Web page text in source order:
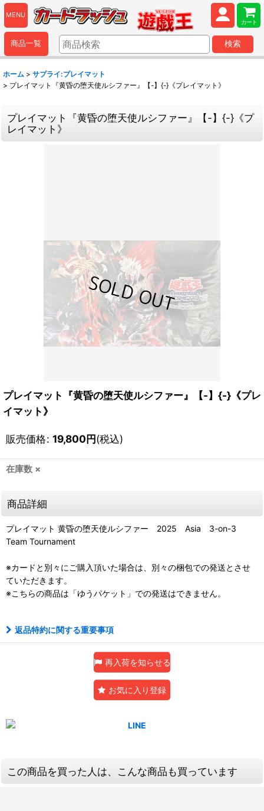
MENU
カート
商品一覧 検索
ホーム > サプライ:プレイマット
> プレイマット『黄昏の堕天使ルシファー』【-】{-}《プレイマット》
プレイマット『黄昏の堕天使ルシファー』【-】{-}《プ
レイマット》
プレイマット『黄昏の堕天使ルシファー』【-】{-}《プレ
イマット》
販売価格: 19,800円(税込)
在庫数 ×
商品詳細
プレイマット 黄昏の堕天使ルシファー 2025 Asia 3-on-3
Team Tournament
※カードと別々にご購入頂いた場合は、別々の梱包での発送とさせ
ていただきます。
※こちらの商品は「ゆうパケット」での発送はできません。
返品特約に関する重要事項
再入荷を知らせる
お気に入り登録
この商品を買った人は、こんな商品も買っています